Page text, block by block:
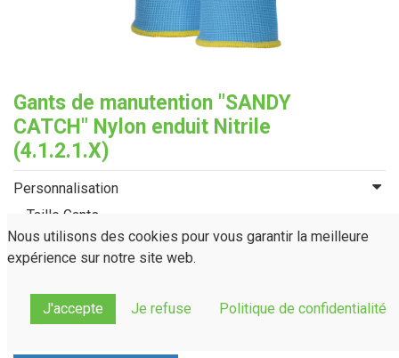
Gants de manutention "SANDY
CATCH" Nylon enduit Nitrile
(4.1.2.1.X)
Personnalisation
Taille Gants
T.07 T.08 T.09 T.10
Nous utilisons des cookies pour vous garantir la meilleure
expérience sur notre site web.
J'accepte Je refuse Politique de confidentialité